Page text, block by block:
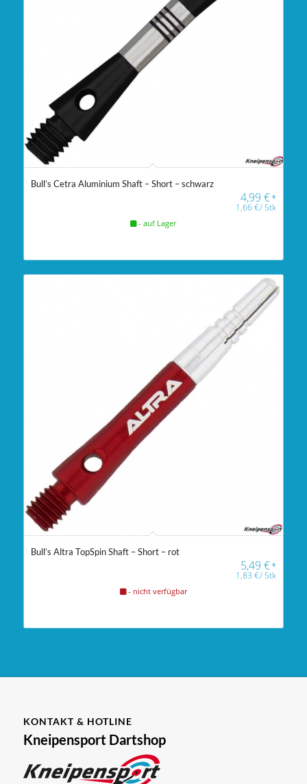
Bull’s Cetra Aluminium Shaft – Short – schwarz
4,99€*
1,66€/Stk
- auf Lager
Bull’s Altra TopSpin Shaft – Short – rot
5,49€*
1,83€/Stk
- nicht verfügbar
KONTAKT & HOTLINE
Kneipensport Dartshop